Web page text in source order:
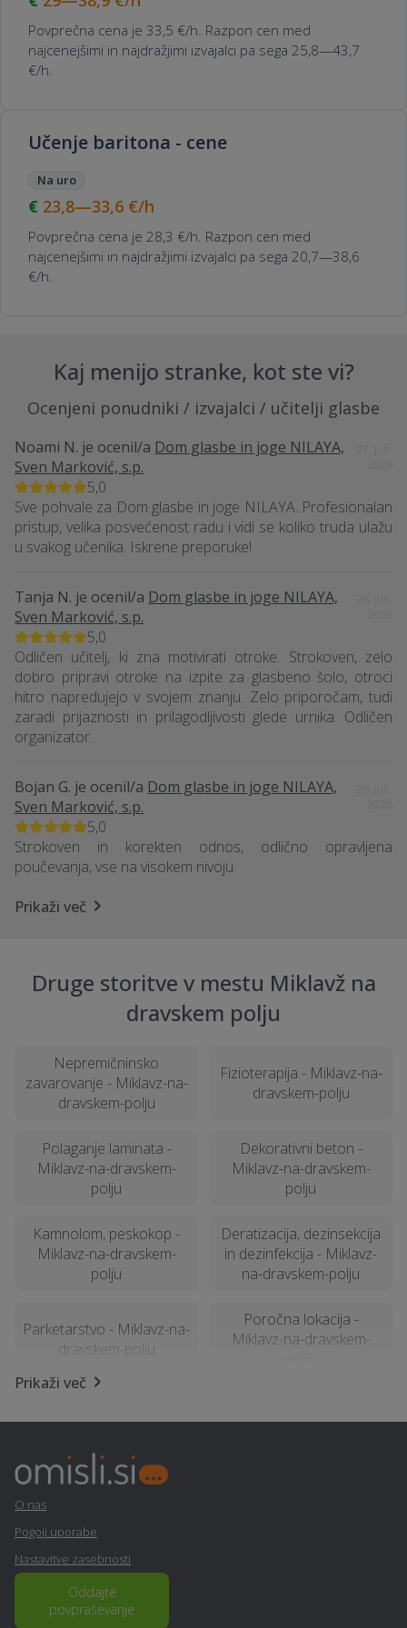
Povprečna cena je 33,5 €/h. Razpon cen med
najcenejšimi in najdražjimi izvajalci pa sega 25,8—43,7
€/h.
Učenje baritona - cene
Na uro
23,8—33,6 €/h
Povprečna cena je 28,3 €/h. Razpon cen med
najcenejšimi in najdražjimi izvajalci pa sega 20,7—38,6
€/h.
Kaj menijo stranke, kot ste vi?
Ocenjeni ponudniki / izvajalci / učitelji glasbe
Noami N. je ocenil/a Dom glasbe in joge NILAYA,
Sven Marković, s.p.
5,0
Sve pohvale za Dom glasbe in joge NILAYA. Profesionalan
pristup, velika posvećenost radu i vidi se koliko truda ulažu
u svakog učenika. Iskrene preporuke!
Tanja N. je ocenil/a Dom glasbe in joge NILAYA,
Sven Marković, s.p.
5,0
Odličen učitelj, ki zna motivirati otroke. Strokoven, zelo
dobro pripravi otroke na izpite za glasbeno šolo, otroci
hitro napredujejo v svojem znanju. Zelo priporočam, tudi
zaradi prijaznosti in prilagodljivosti glede urnika. Odličen
organizator.
Bojan G. je ocenil/a Dom glasbe in joge NILAYA,
Sven Marković, s.p.
5,0
Strokoven in korekten odnos, odlično opravljena
poučevanja, vse na visokem nivoju.
Prikaži več
Druge storitve v mestu Miklavž na
dravskem polju
Nepremičninsko
zavarovanje - Miklavz-na-
dravskem-polju
Fizioterapija - Miklavz-na-
dravskem-polju
Polaganje laminata -
Miklavz-na-dravskem-
polju
Dekorativni beton -
Miklavz-na-dravskem-
polju
Kamnolom, peskokop -
Miklavz-na-dravskem-
polju
Deratizacija, dezinsekcija
in dezinfekcija - Miklavz-
na-dravskem-polju
Parketarstvo - Miklavz-na-
dravskem-polju
Poročna lokacija -
Miklavz-na-dravskem-
na-dravskem-polju
dravskem-polju
Najem foto stojnice -
Miklavz-na-dravskem-
Geomehanika - Miklavz-
na-dravskem-polju
Kozmetični salon -
Prikaži več
O nas
Pogoji uporabe
Nastavitve zasebnosti
Oddajte
povpraševanje